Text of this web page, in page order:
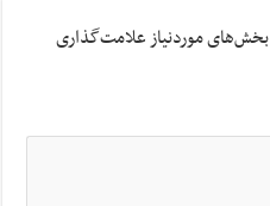
بخش‌های موردنیاز علامت‌گذاری